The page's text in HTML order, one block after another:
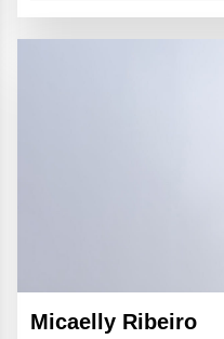
Micaelly Ribeiro